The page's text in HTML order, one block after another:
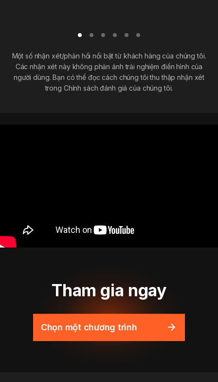
Một số nhận xét/phản hồi nổi bật từ khách hàng của chúng tôi.
Các nhận xét này không phản ánh trải nghiệm điển hình của
người dùng. Bạn có thể đọc cách chúng tôi thu thập nhận xét
trong Chính sách đánh giá của chúng tôi.
Tham gia ngay
Chọn một chương trình